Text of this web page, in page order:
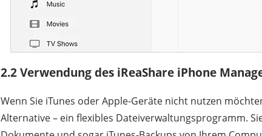
2.2 Verwendung des iReaShare iPhone
Wenn Sie iTunes oder Apple-Geräte nicht nutzen
Alternative – ein flexibles Dateiverwaltungsprogramm.